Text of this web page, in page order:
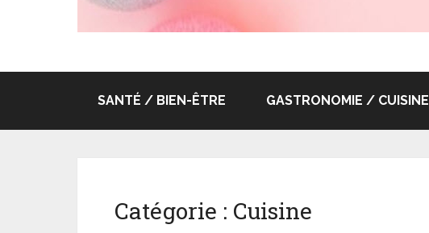
SANTÉ / BIEN-ÊTRE GASTRONOMIE / CUISINE
Catégorie : Cuisine